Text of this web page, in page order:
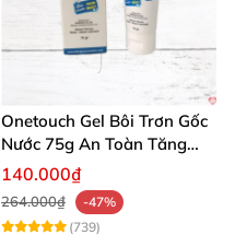
Onetouch Gel Bôi Trơn Gốc
Nước 75g An Toàn Tăng
Khoái Cảm
140.000₫
264.000₫
-47%
(739)